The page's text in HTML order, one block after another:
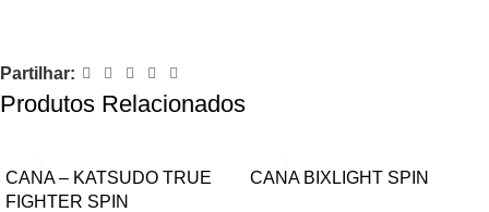
Partilhar:
Produtos Relacionados
CANA – KATSUDO TRUE
FIGHTER SPIN
CANA BIXLIGHT SPIN